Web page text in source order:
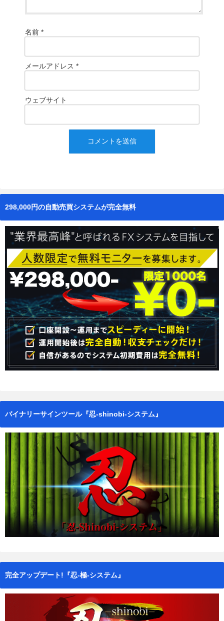
名前 *
メールアドレス *
ウェブサイト
298,000円の自動売買システムが完全無料
バイナリーサインツール『忍-shinobi-システム』
完全アップデート!『忍-極-システム』